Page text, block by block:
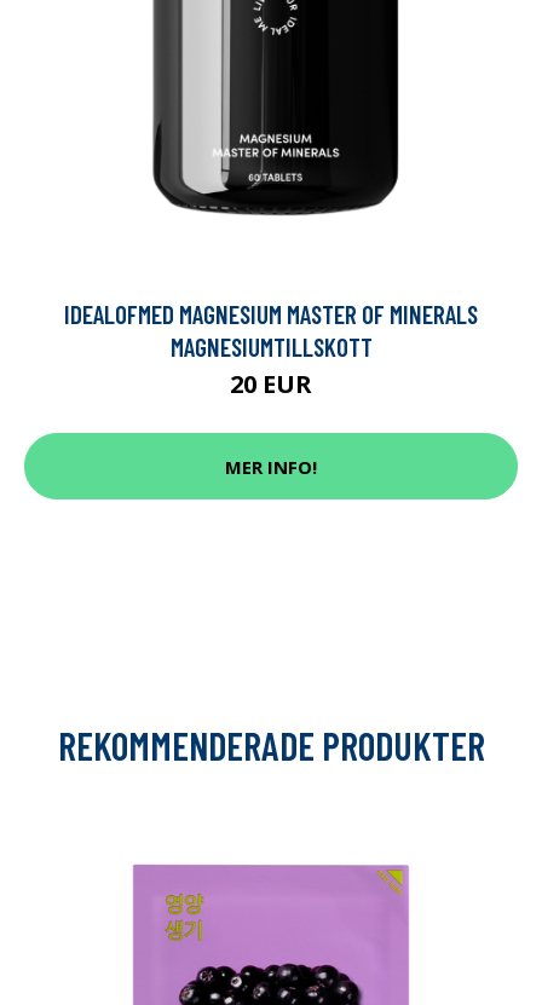
IDEALOFMED MAGNESIUM MASTER OF MINERALS
MAGNESIUMTILLSKOTT
20 EUR
MER INFO!
REKOMMENDERADE PRODUKTER